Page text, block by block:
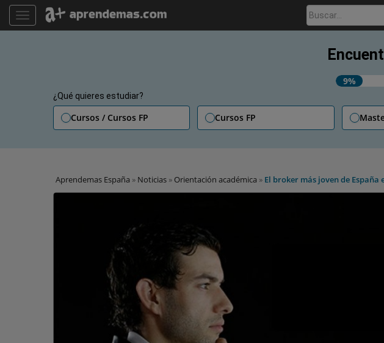
TOGGLE NAVIGATION Buscar:
9%
¿Qué quieres estudiar?
Cursos / Cursos FP Cursos FP
Aprendemas España » Noticias » Orientación académica » El broker más joven de España